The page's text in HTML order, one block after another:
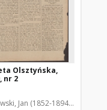
Olsztyńska,
nr 2
Jan (1852-1894). Red.